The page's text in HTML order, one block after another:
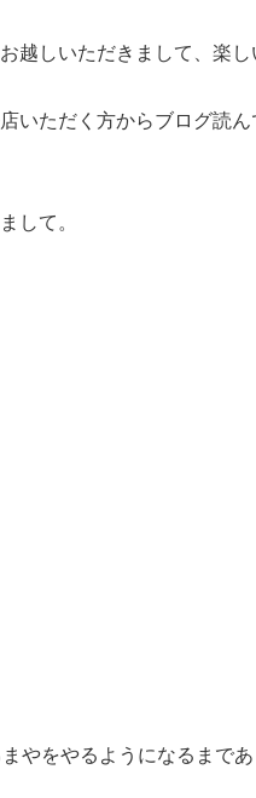
しいただきまして、楽し
ただく方からブログ読
して。
をやるようになるまで